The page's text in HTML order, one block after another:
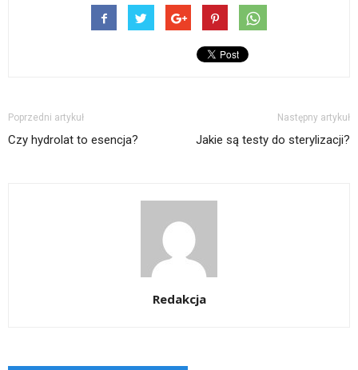
Poprzedni artykuł
Czy hydrolat to esencja?
Następny artykuł
Jakie są testy do sterylizacji?
Redakcja